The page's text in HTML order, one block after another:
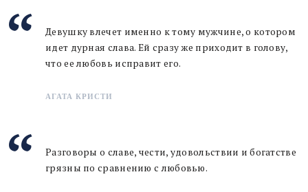
Девушку влечет именно к тому мужчине, о котором
идет дурная слава. Ей сразу же приходит в голову,
что ее любовь исправит его.
АГАТА КРИСТИ
Разговоры о славе, чести, удовольствии и богатстве
грязны по сравнению с любовью.